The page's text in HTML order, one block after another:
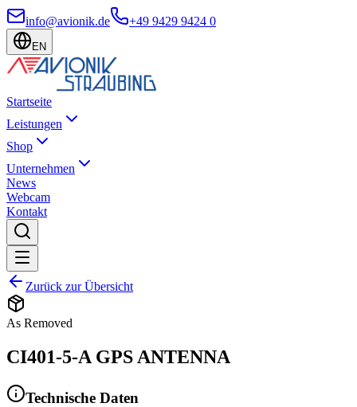
info@avionik.de +49 9429 9424 0
EN
Startseite
Leistungen
Shop
Unternehmen
News
Webcam
Kontakt
Zurück zur Übersicht
As Removed
CI401-5-A GPS ANTENNA
Technische Daten